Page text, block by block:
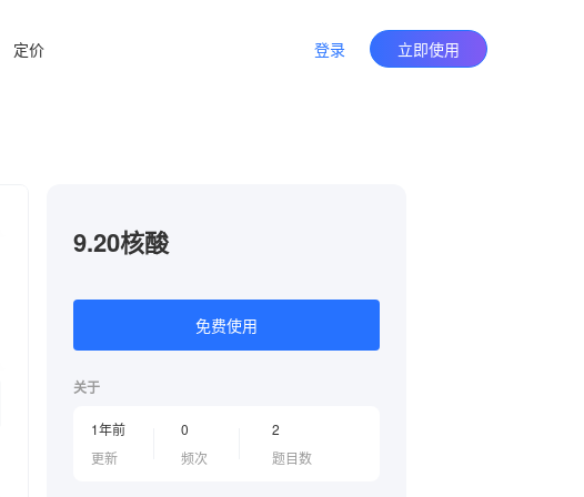
定价 登录 立即使用
9.20核酸
免费使用
关于
1年前
更新
0
频次
2
题目数